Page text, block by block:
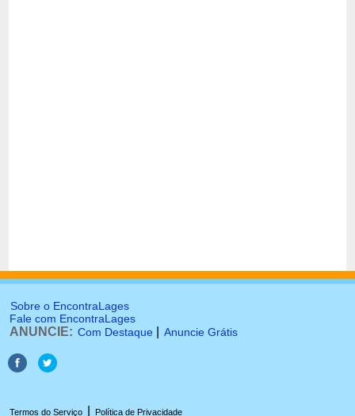
Sobre o EncontraLages
Fale com EncontraLages
ANUNCIE: Com Destaque Anuncie Grátis
Termos do Serviço Política de Privacidade